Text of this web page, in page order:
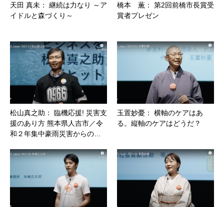
天田 真未： 継続は力なり ～ア
イドルと森づくり～
橋本 薫： 第2回前橋市長賞受
賞者プレゼン
松山真之助： 臨機応援! 災害支
援のあり方 熊本県人吉市／令
和２年集中豪雨災害からの…
玉置妙憂： 横軸のケアはあ
る。縦軸のケアはどうだ？